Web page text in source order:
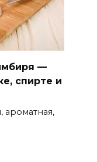
—
спирте и
ароматная,